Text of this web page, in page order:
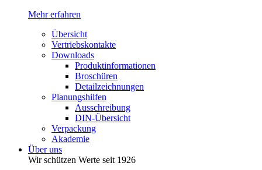
Mehr erfahren
Übersicht
Vertriebskontakte
Downloads
Produktinformationen
Broschüren
Detailzeichnungen
Planungshilfen
Ausschreibung
DIN-Übersicht
Verpackung
Akademie
Über uns
Wir schützen Werte seit 1926